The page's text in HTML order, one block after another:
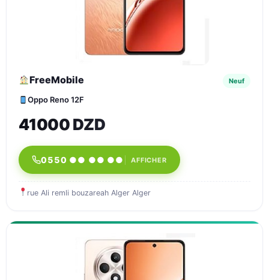
FreeMobile Neuf
Oppo Reno 12F
41000 DZD
0550 ●● ●● ●● AFFICHER
rue Ali remli bouzareah Alger Alger